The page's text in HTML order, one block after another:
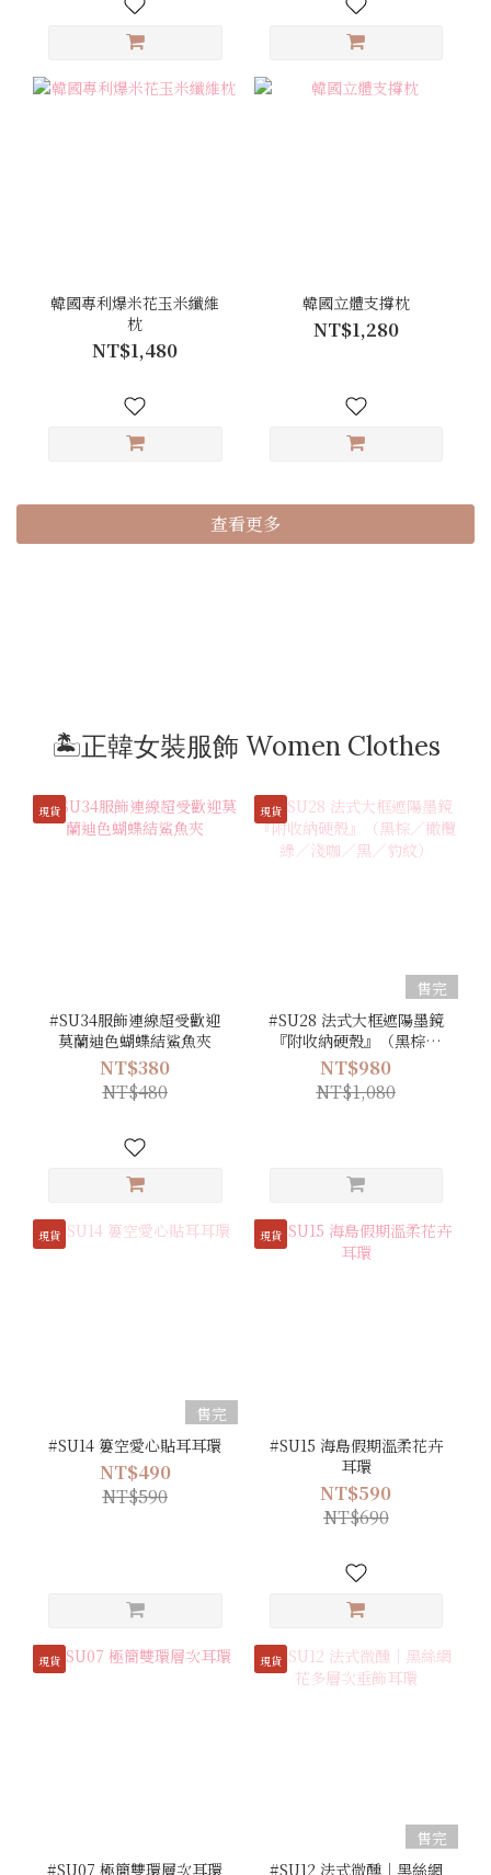
韓國專利爆米花玉米纖維
枕
NT$1,480
韓國立體支撐枕
NT$1,280
查看更多
🏝️正韓女裝服飾 Women Clothes
現貨
#SU34服飾連線超受歡迎
莫蘭迪色蝴蝶結鯊魚夾
NT$380
NT$480
現貨
售完
#SU28 法式大框遮陽墨鏡
『附收納硬殼』（黑棕／
橄欖綠／淺咖／黑／豹
紋）
NT$980
NT$1,080
現貨
售完
#SU14 簍空愛心貼耳耳環
NT$490
NT$590
現貨
#SU15 海島假期溫柔花卉
耳環
NT$590
NT$690
現貨
#SU07 極簡雙環層次耳環
現貨
售完
#SU12 法式微醺｜黑絲網